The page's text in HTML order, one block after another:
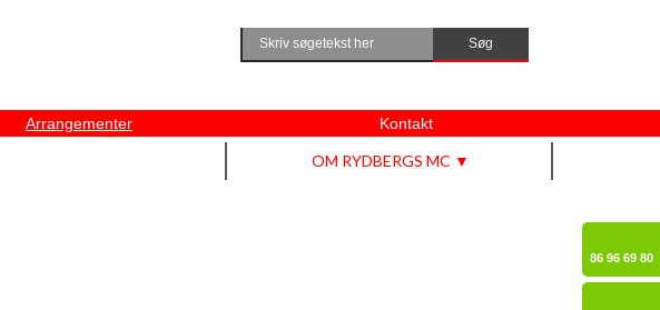
86 96 69 80​
Arrangementer Kontakt
OM RYDBERGS MC ▼